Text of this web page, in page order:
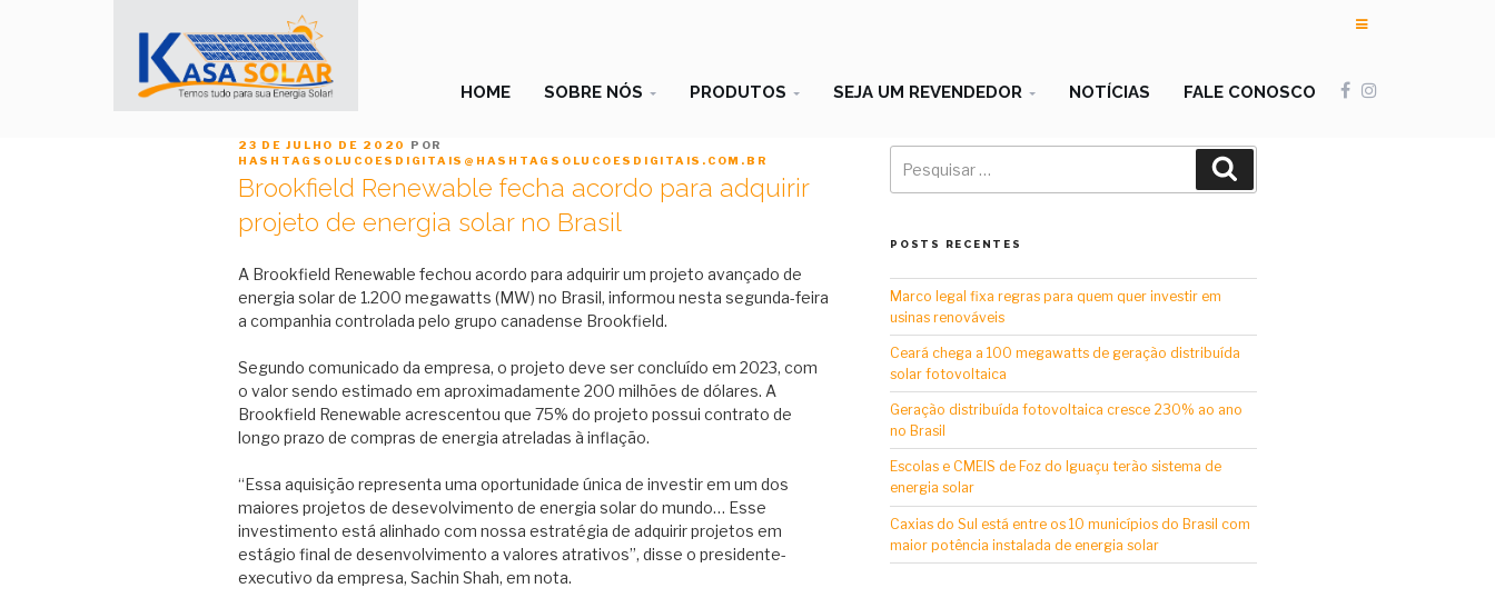
HOME SOBRE NÓS PRODUTOS SEJA UM REVENDEDOR NOTÍCIAS FALE CONOSCO
PUBLICADO
EM
23 DE JULHO DE 2020
POR
HASHTAGSOLUCOESDIGITAIS@HASHTAGSOLUCOESDIGITAIS.COM.BR
Brookfield Renewable fecha acordo para adquirir
projeto de energia solar no Brasil
A Brookfield Renewable fechou acordo para adquirir um projeto avançado de
energia solar de 1.200 megawatts (MW) no Brasil, informou nesta segunda-feira
a companhia controlada pelo grupo canadense Brookfield.
Segundo comunicado da empresa, o projeto deve ser concluído em 2023, com
o valor sendo estimado em aproximadamente 200 milhões de dólares. A
Brookfield Renewable acrescentou que 75% do projeto possui contrato de
longo prazo de compras de energia atreladas à inflação.
“Essa aquisição representa uma oportunidade única de investir em um dos
maiores projetos de desevolvimento de energia solar do mundo… Esse
investimento está alinhado com nossa estratégia de adquirir projetos em
estágio final de desenvolvimento a valores atrativos”, disse o presidente-
executivo da empresa, Sachin Shah, em nota.
por:
POSTS RECENTES
Marco legal fixa regras para quem quer investir em
usinas renováveis
Ceará chega a 100 megawatts de geração distribuída
solar fotovoltaica
Geração distribuída fotovoltaica cresce 230% ao ano
no Brasil
Escolas e CMEIS de Foz do Iguaçu terão sistema de
energia solar
Caxias do Sul está entre os 10 municípios do Brasil com
maior potência instalada de energia solar